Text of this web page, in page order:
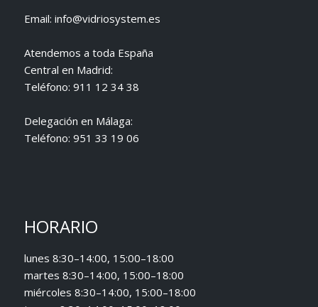
Email: info@vidriosystem.es
Atendemos a toda España
Central en Madrid:
Teléfono: 911 12 34 38
Delegación en Málaga:
Teléfono: 951 33 19 06
HORARIO
lunes 8:30–14:00, 15:00–18:00
martes 8:30–14:00, 15:00–18:00
miércoles 8:30–14:00, 15:00–18:00